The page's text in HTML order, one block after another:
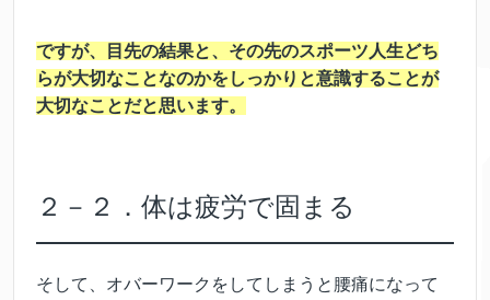
ですが、目先の結果と、その先のスポーツ人生どち
らが大切なことなのかをしっかりと意識することが
大切なことだと思います。
２－２．体は疲労で固まる
そして、オバーワークをしてしまうと腰痛になって